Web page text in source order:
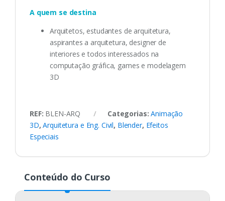
A quem se destina
Arquitetos, estudantes de arquitetura,
aspirantes a arquitetura, designer de
interiores e todos interessados na
computação gráfica, games e modelagem
3D
REF: BLEN-ARQ Categorias:Animação
3D,Arquitetura e Eng. Civil, Blender, Efeitos
Especiais
Conteúdo do Curso